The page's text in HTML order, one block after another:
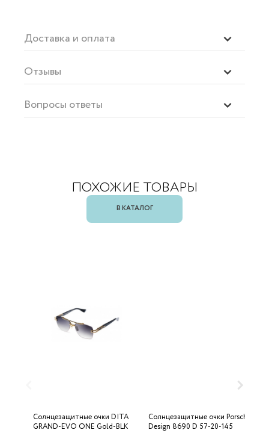
Доставка и оплата
Отзывы
Вопросы ответы
ПОХОЖИЕ ТОВАРЫ
В КАТАЛОГ
Солнцезащитные очки DITA
GRAND-EVO ONE Gold-BLK
Солнцезащитные очки Porsche
Design 8690 D 57-20-145